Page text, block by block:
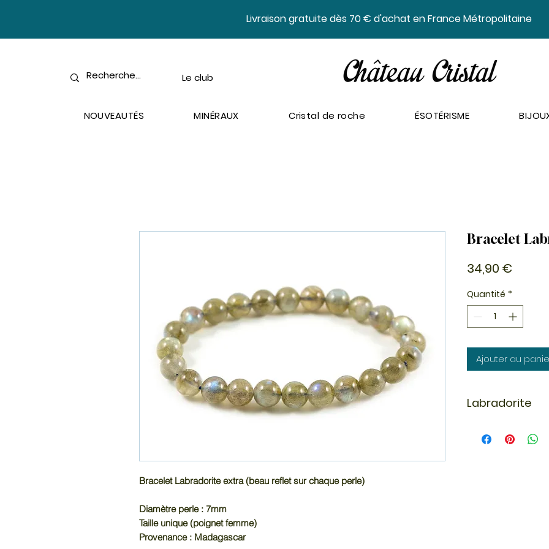
​Livraison gratuite dès 70 € d'achat en France Métropolitaine
Le club
NOUVEAUTÉS MINÉRAUX Cristal de roche ÉSOTÉRISME
Bracelet Labradorite extra (beau reflet sur chaque perle)
Diamètre perle : 7mm
Taille unique (poignet femme)
Provenance : Madagascar
Bracelet
34,90 €
Quantité *
Ajouter au
Labradorite
de la famille des